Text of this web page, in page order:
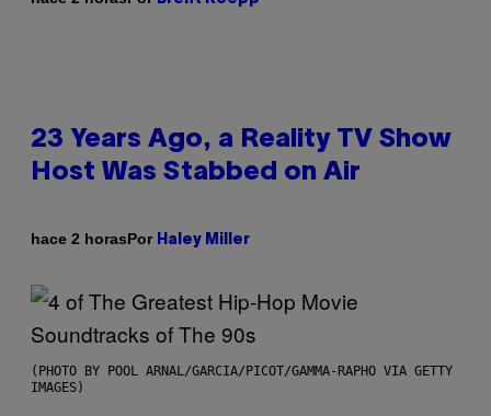
23 Years Ago, a Reality TV Show
Host Was Stabbed on Air
hace 2 horasPor Haley Miller
(PHOTO BY POOL ARNAL/GARCIA/PICOT/GAMMA-RAPHO VIA GETTY
IMAGES)